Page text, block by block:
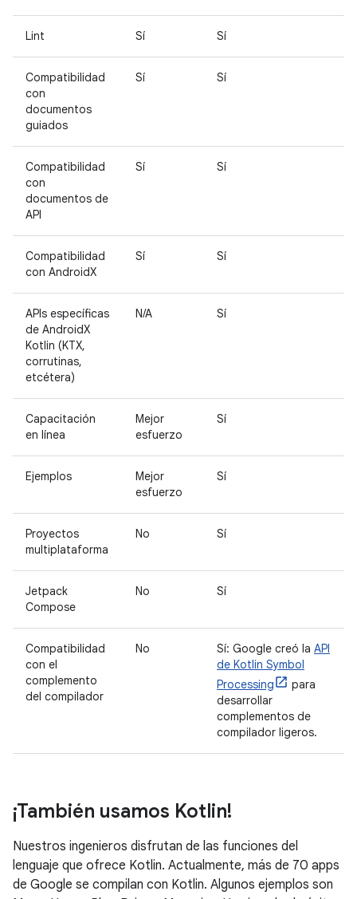
Lint Sí Sí
Compatibilidad
con
documentos
guiados
Sí Sí
Compatibilidad
con
documentos de
API
Sí Sí
Compatibilidad
con AndroidX
Sí Sí
APIs específicas
de AndroidX
Kotlin (KTX,
corrutinas,
etcétera)
N/A Sí
Capacitación
en línea
Mejor
esfuerzo
Sí
Ejemplos
Mejor
esfuerzo
Sí
Proyectos
multiplataforma
No Sí
Jetpack
Compose
No Sí
Compatibilidad
con el
complemento
del compilador
No Sí: Google creó la API
de Kotlin Symbol
Processing
para
desarrollar
complementos de
compilador ligeros.
¡También usamos Kotlin!
Nuestros ingenieros disfrutan de las funciones del
lenguaje que ofrece Kotlin. Actualmente, más de 70 apps
de Google se compilan con Kotlin. Algunos ejemplos son